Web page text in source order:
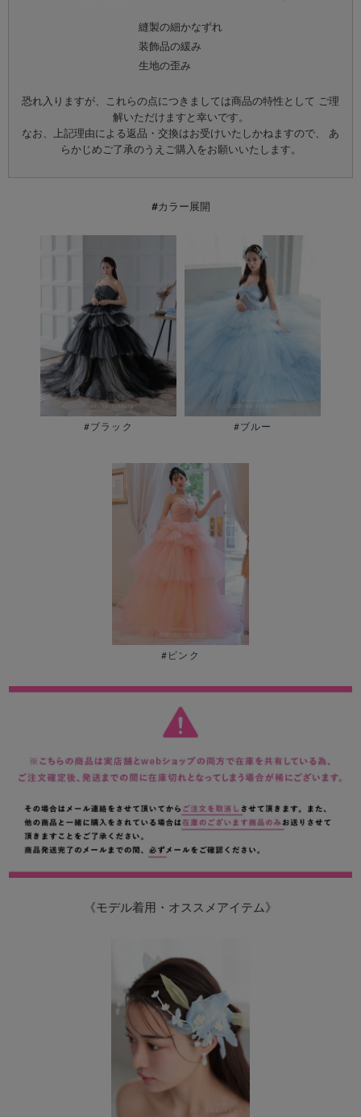
縫製の細かなずれ
装飾品の緩み
生地の歪み
恐れ入りますが、これらの点につきましては商品の特性として ご理
解いただけますと幸いです。
なお、上記理由による返品・交換はお受けいたしかねますので、 あ
らかじめご了承のうえご購入をお願いいたします。
#カラー展開
#ブラック #ブルー
#ピンク
《モデル着用・オススメアイテム》